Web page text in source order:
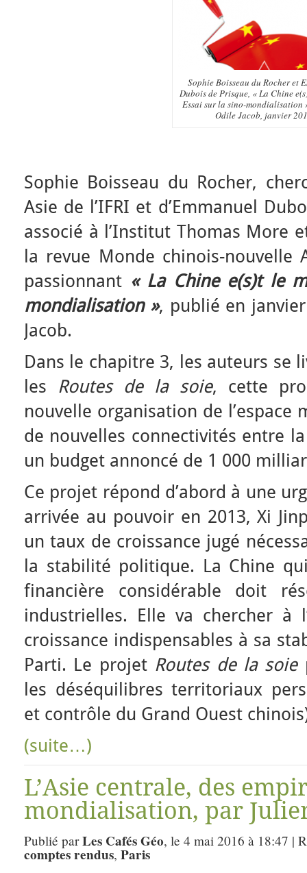
Sophie Boisseau du Rocher et
Dubois de Prisque, « La Chine
Essai sur la sino-mondialisation
Odile Jacob, janvier
Sophie Boisseau du Rocher,
Asie de l’IFRI et d’Emmanuel
associé à l’Institut Thomas More
la revue Monde chinois-nouvelle
passionnant « La Chine e(s)t le
mondialisation », publié en
Jacob.
Dans le chapitre 3, les auteurs se
les Routes de la soie, cette
nouvelle organisation de l’espace
de nouvelles connectivités entre
un budget annoncé de 1 000
Ce projet répond d’abord à une
arrivée au pouvoir en 2013, Xi
un taux de croissance jugé
la stabilité politique. La Chine
financière considérable doit
industrielles. Elle va chercher à
croissance indispensables à sa
Parti. Le projet Routes de la soie
les déséquilibres territoriaux
et contrôle du Grand Ouest
(suite…)
L’Asie centrale, des
mondialisation, par
Publié parLes Cafés Géo, le 4 mai 2016 à 18:47 |
comptes rendus, Paris